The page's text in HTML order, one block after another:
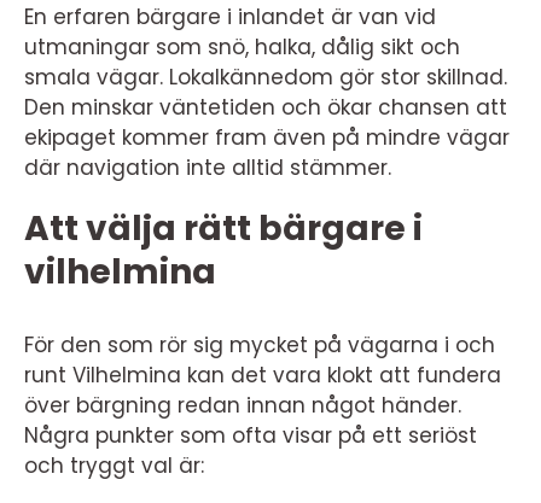
En erfaren bärgare i inlandet är van vid
utmaningar som snö, halka, dålig sikt och
smala vägar. Lokalkännedom gör stor skillnad.
Den minskar väntetiden och ökar chansen att
ekipaget kommer fram även på mindre vägar
där navigation inte alltid stämmer.
Att välja rätt bärgare i
vilhelmina
För den som rör sig mycket på vägarna i och
runt Vilhelmina kan det vara klokt att fundera
över bärgning redan innan något händer.
Några punkter som ofta visar på ett seriöst
och tryggt val är: